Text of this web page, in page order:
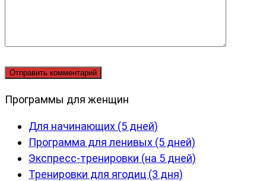
Программы для женщин
Для начинающих (5 дней)
Программа для ленивых (5 дней)
Экспресс-тренировки (на 5 дней)
Тренировки для ягодиц (3 дня)